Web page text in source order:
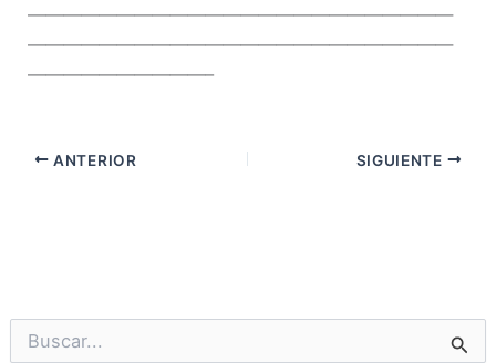
————————————————————————
————————————————————————
——————————–
ANTERIOR SIGUIENTE